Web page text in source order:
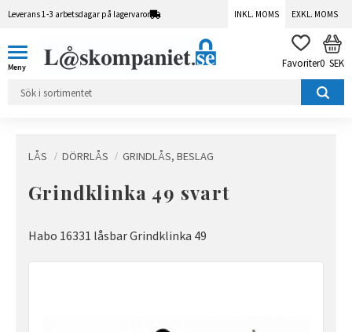
Leverans 1-3 arbetsdagar på lagervaror INKL. MOMS EXKL. MOMS
FAVORITER
0 SEK
LÅS DÖRRLÅS GRINDLÅS, BESLAG
Grindklinka 49 svart
Habo 16331 låsbar Grindklinka 49